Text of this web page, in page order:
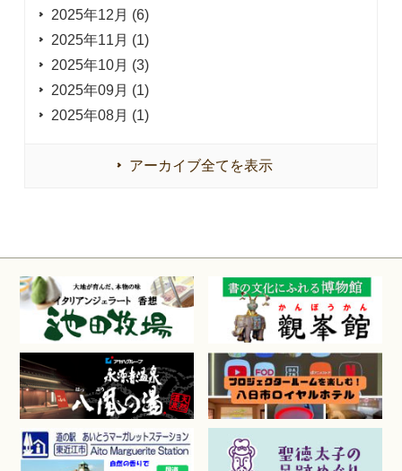
2025年12月 (6)
2025年11月 (1)
2025年10月 (3)
2025年09月 (1)
2025年08月 (1)
アーカイブ全てを表示